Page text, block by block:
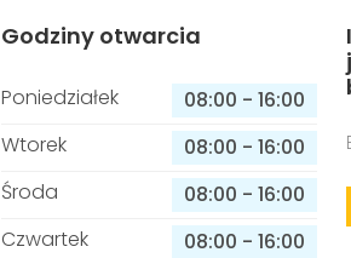
Godziny otwarcia
Poniedziałek 08:00 - 16:00
Wtorek
08:00 - 16:00
Środa
08:00 - 16:00
Czwartek
08:00 - 16:00